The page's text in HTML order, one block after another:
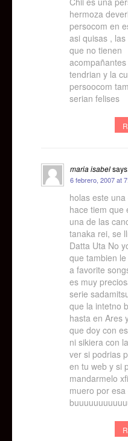
hermoza
persocom en
asi quisas ,
que no tienen
tendrian y la
persoocom
serian felises
maria isabel
6 febrero, 2007 at
holas este una
hace tiem que
una de las
tanaka rei, se
Datta Uta No
que tambien
a favorite
es muy
serie
que la intetno
hasta en Ares
que doy con
ni sikiera con
ver si podrias
en tu web y si
mandarmelo
muero por esa